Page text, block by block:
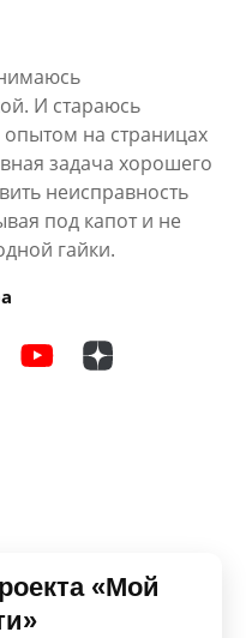
И стараюсь
на страницах
задача хорошего
неисправность
под капот и не
гайки.
«Мой